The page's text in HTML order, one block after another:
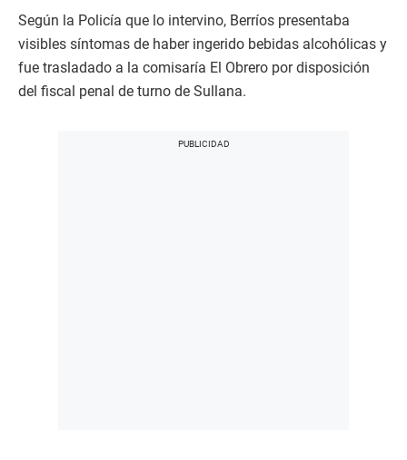
Según la Policía que lo intervino, Berríos presentaba
visibles síntomas de haber ingerido bebidas alcohólicas y
fue trasladado a la comisaría El Obrero por disposición
del fiscal penal de turno de Sullana.